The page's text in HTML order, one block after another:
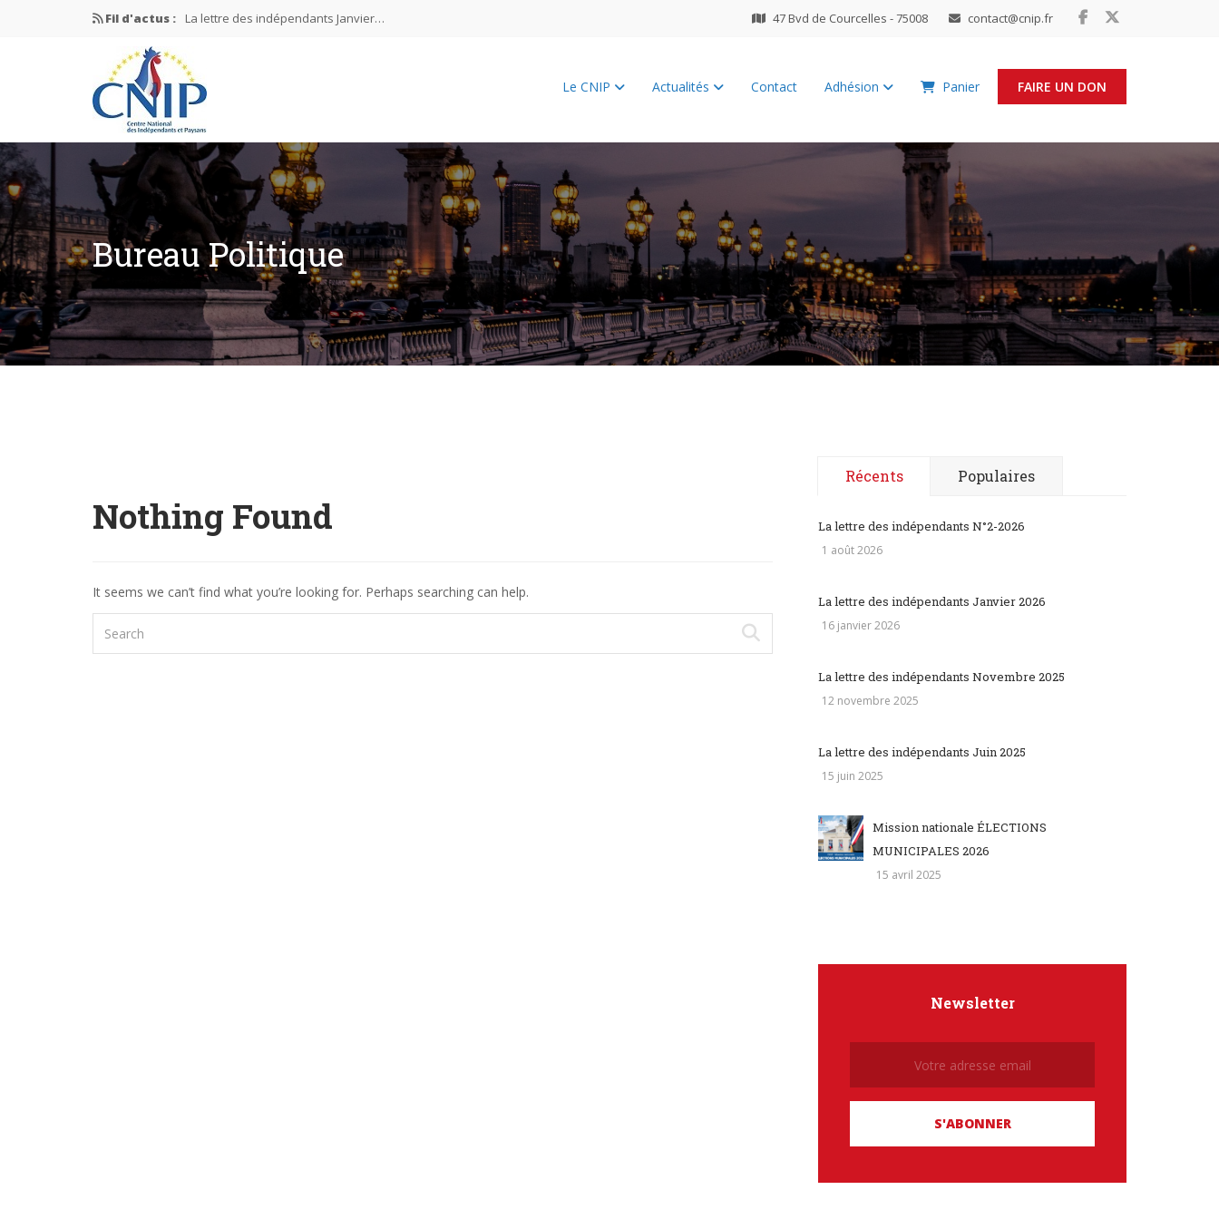
Fil d'actus : La lettre des indépendants Janvier…
La lettre des indépendants Juin…
Mission nationale ÉLECTIONS MUNICIPALES 2026
La lettre des indépendants N°2-2026
47 Bvd de Courcelles - 75008 contact@cnip.fr
FAIRE UN DON
Le CNIP Actualités Contact Adhésion Panier
Bureau Politique
Nothing Found
It seems we can’t find what you’re looking for. Perhaps searching can help.
Récents Populaires
La lettre des indépendants N°2-2026
1 août 2026
La lettre des indépendants Janvier 2026
16 janvier 2026
La lettre des indépendants Novembre 2025
12 novembre 2025
La lettre des indépendants Juin 2025
15 juin 2025
Mission nationale ÉLECTIONS
MUNICIPALES 2026
15 avril 2025
Newsletter